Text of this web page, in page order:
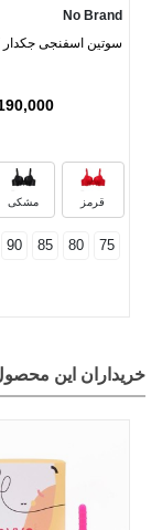
No Brand
سوتین اسفنجی جکدار کد
1,190,000
قرمز مشکی
75
80
85
90
خریداران این